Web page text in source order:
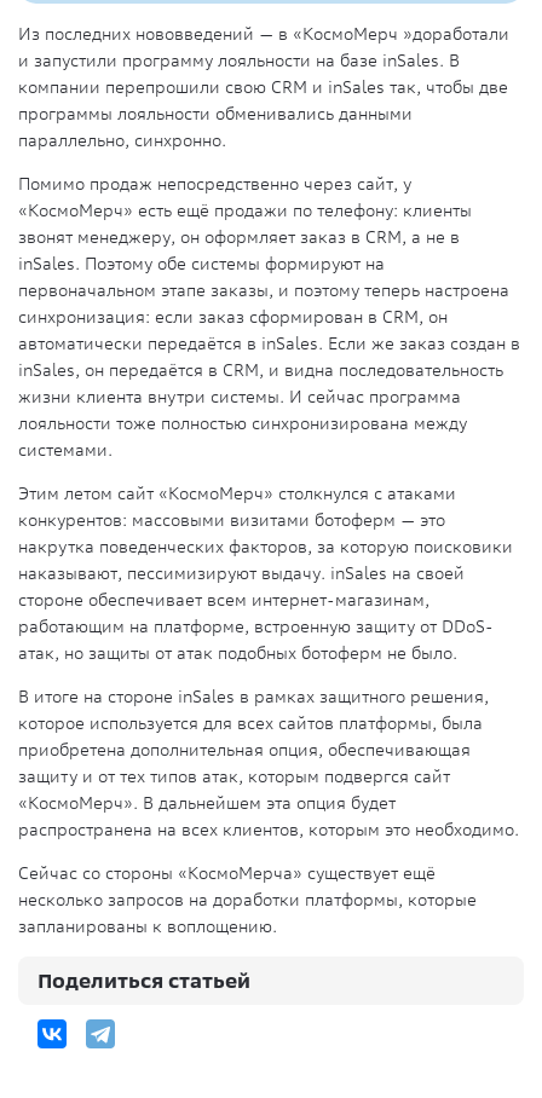
Из последних нововведений — в «КосмоМерч »доработали
и запустили программу лояльности на базе inSales. В
компании перепрошили свою CRM и inSales так, чтобы две
программы лояльности обменивались данными
параллельно, синхронно.
Помимо продаж непосредственно через сайт, у
«КосмоМерч» есть ещё продажи по телефону: клиенты
звонят менеджеру, он оформляет заказ в CRM, а не в
inSales. Поэтому обе системы формируют на
первоначальном этапе заказы, и поэтому теперь настроена
синхронизация: если заказ сформирован в CRM, он
автоматически передаётся в inSales. Если же заказ создан в
inSales, он передаётся в CRM, и видна последовательность
жизни клиента внутри системы. И сейчас программа
лояльности тоже полностью синхронизирована между
системами.
Этим летом сайт «КосмоМерч» столкнулся с атаками
конкурентов: массовыми визитами ботоферм — это
накрутка поведенческих факторов, за которую поисковики
наказывают, пессимизируют выдачу. inSales на своей
стороне обеспечивает всем интернет-магазинам,
работающим на платформе, встроенную защиту от DDoS-
атак, но защиты от атак подобных ботоферм не было.
В итоге на стороне inSales в рамках защитного решения,
которое используется для всех сайтов платформы, была
приобретена дополнительная опция, обеспечивающая
защиту и от тех типов атак, которым подвергся сайт
«КосмоМерч». В дальнейшем эта опция будет
распространена на всех клиентов, которым это необходимо.
Сейчас со стороны «КосмоМерча» существует ещё
несколько запросов на доработки платформы, которые
запланированы к воплощению.
Поделиться статьей